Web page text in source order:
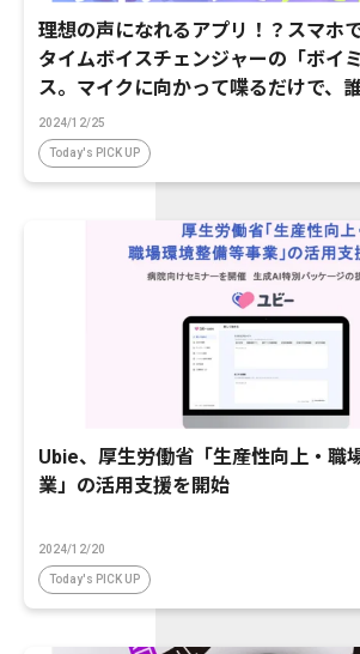
理想の声になれるアプリ！？スマホ
タイムボイスチェンジャーの「ボイ
ス。マイクに向かって喋るだけで、
ケボ風に音声変換が可能に。
2024/12/25
Today's PICK UP
Ubie、厚生労働省「生産性向上・職
業」の活用支援を開始
2024/12/20
Today's PICK UP